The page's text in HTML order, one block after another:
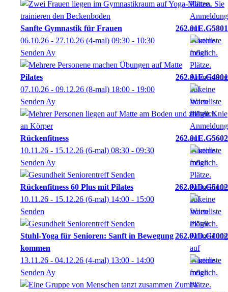
Sanfte Gymnastik für Frauen
262.01E.G5801
06.10.26 - 27.10.26 (4-mal) 09:30 - 10:30
Senden Ay
Pilates
262.01E.G4901
07.10.26 - 09.12.26 (8-mal) 18:00 - 19:00
Senden Ay
Rückenfitness
262.01E.G5602
10.11.26 - 15.12.26 (6-mal) 08:30 - 09:30
Senden Ay
Rückenfitness 60 Plus mit Pilates
262.01D.G5102
10.11.26 - 15.12.26 (6-mal) 14:00 - 15:00
Senden
Stuhl-Yoga für Senioren: Sanft in Bewegung
kommen
262.01D.G1002
13.11.26 - 04.12.26 (4-mal) 13:00 - 14:00
Senden Ay